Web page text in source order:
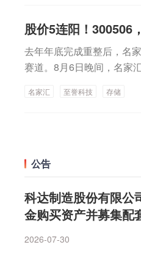
信康：获得注射用多种维
申请获受理联环药业：乳
氯化钠注射液获得药品注
遍加码本地端侧AI算力，
学、芯片主业为基本盘；
持续提升，产业链对海外
吨，出口数量同比下降
数量下降，但金额暴增，
目前仍处于下降通道中，
认为，7月稀土各品种表
镝整体平稳。高温假期导
炼补链缓慢，氧化钕国
于今年稀土价格相比去年
绩的14家公司中，13家公
长。中稀有色预计上半年
11%。公司表示，上半年
资源均预告上半年净利润
收益增加，预计上半年归
化板块景气度提升的同时
资环上半年预计归母净利
用精细化管控、优化业务
升，带动归母净利润比
加存量业务垃圾处理量拓
母净利润同比增长24.63%
的驱动作用。行业发展打
堆存工业固体废物约300
防治工作取得了积极进展
等问题还未根本解决。目
通讯拟入股25%股权，瞄
达CUDA生态开展6G AI-
于今年年底推出基于英伟
署，佳贤通信预计6G时
工作，该平台为公开开
信相关研发工作已持续近
系。公告显示，根据佳贤
原型实验基站的开发，具
续尚需通过严格的产品验
圳市外滩科技开发有限公
创新下属子公司。若本次
例将超越外滩科技，升格
生产、销售和服务于一体
D、嵌入式SSD及影视卡
亿元、4.6亿元。据公告
业务范围来看，名家汇主
旨在推动战略转型升级，
有预期。2025年12月，名
心（有限合伙）成为公司
本运作方式，在光通信、
股价5连阳！300506
去年年底完成重整后，名
赛道。8月6日晚间，名家
交易预计不构成重大资产
圳市外滩科技开发有限公
例将超越外滩科技，升格
生产、销售和服务于一体
D、嵌入式SSD及影视卡
96亿元，净利润1680.87
万元，盈利能力显著提
元、4.6亿元。据公告，至
名家汇 至誉科技 存储
公告
科达制造股份有限公
金购买资产并募集配
2026-07-30